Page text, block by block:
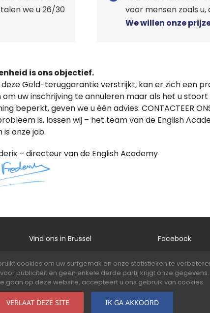
we u 26/30
voor mensen zoals
We willen onze
is ons objectief.
Geld-teruggarantie verstrijkt, kan er zich een
om uw inschrijving te annuleren maar als het u
beperkt, geven we u één advies: CONTACTEER
is, lossen wij – het team van de English
onze job.
– directeur van de English Academy
Vind ons in Brussel
Werkaanbieding
Facebook
LinkedIn
cookies om uw surfgemak en onze statistieken te
voor publiciteit en geen enkele derde partij krijgt onze gegevens.
gaan op deze website, accepteert u ons gebruik van cookies.
VERLAAT DEZE SITE IK GA AKKOORD